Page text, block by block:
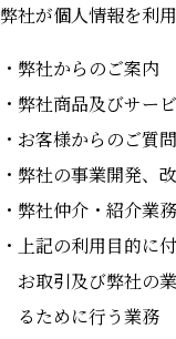
弊社が個⼈情報を利
弊社からのご案内
弊社商品及びサー
お客様からのご質
弊社の事業開発、
弊社仲介・紹介業
上記の利⽤⽬的に
お取引及び弊社の
るために⾏う業務